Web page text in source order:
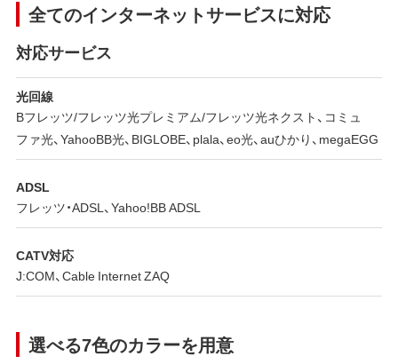
全てのインターネットサービスに対応
対応サービス
光回線
Bフレッツ/フレッツ光プレミアム/フレッツ光ネクスト、コミュ
ファ光、YahooBB光、BIGLOBE、plala、eo光、auひかり、megaEGG
ADSL
フレッツ・ADSL、Yahoo!BB ADSL
CATV対応
J:COM、Cable Internet ZAQ
選べる7色のカラーを用意